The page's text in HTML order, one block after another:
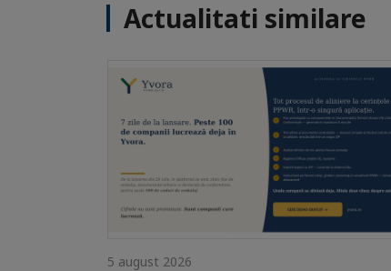
Actualitati similare
5 august 2026